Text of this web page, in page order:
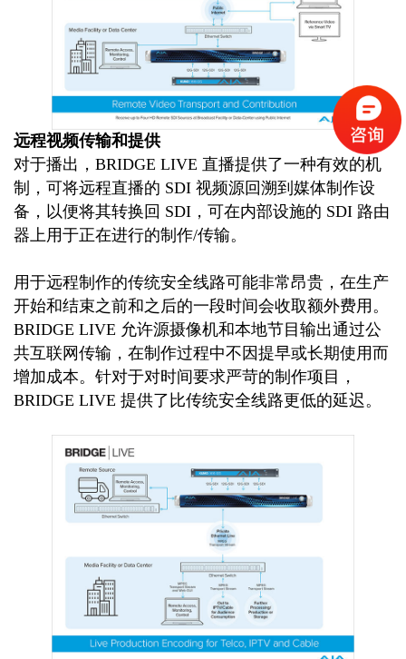
远程视频传输和提供
对于播出，BRIDGE LIVE 直播提供了一种有效的机
制，可将远程直播的 SDI 视频源回溯到媒体制作设
备，以便将其转换回 SDI，可在内部设施的 SDI 路由
器上用于正在进行的制作/传输。
用于远程制作的传统安全线路可能非常昂贵，在生产
开始和结束之前和之后的一段时间会收取额外费用。
BRIDGE LIVE 允许源摄像机和本地节目输出通过公
共互联网传输，在制作过程中不因提早或长期使用而
增加成本。针对于对时间要求严苛的制作项目，
BRIDGE LIVE 提供了比传统安全线路更低的延迟。